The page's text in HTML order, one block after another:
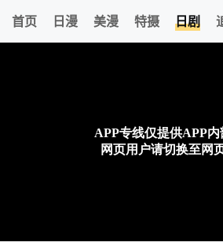
首页 日漫 美漫 特摄 日剧